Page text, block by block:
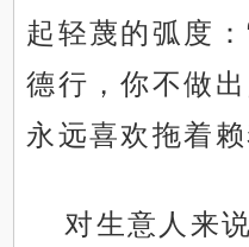
起轻蔑的弧度
德行，你不做
永远喜欢拖着赖
对生意人来